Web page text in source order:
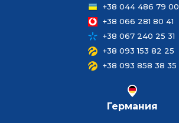
+38 044 486 79 00
+38 066 281 80 41
+38 067 240 25 31
+38 093 153 82 25
+38 093 858 38 35
Германия